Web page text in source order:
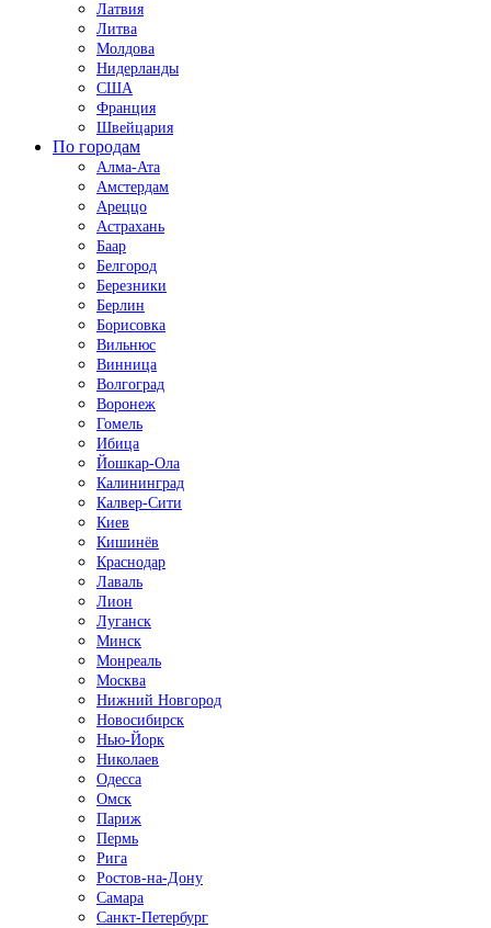
Латвия
Литва
Молдова
Нидерланды
США
Франция
Швейцария
По городам
Алма-Ата
Амстердам
Ареццо
Астрахань
Баар
Белгород
Березники
Берлин
Борисовка
Вильнюс
Винница
Волгоград
Воронеж
Гомель
Ибица
Йошкар-Ола
Калининград
Калвер-Сити
Киев
Кишинёв
Краснодар
Лаваль
Лион
Луганск
Минск
Монреаль
Москва
Нижний Новгород
Новосибирск
Нью-Йорк
Николаев
Одесса
Омск
Париж
Пермь
Рига
Ростов-на-Дону
Самара
Санкт-Петербург